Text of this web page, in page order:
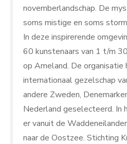
novemberlandschap. De
soms mistige en soms
In deze inspirerende
60 kunstenaars van 1 t/m
op Ameland. De organisatie
internationaal gezelschap
andere Zweden,
Nederland geselecteerd. In
er vanuit de
naar de Oostzee. Stichting